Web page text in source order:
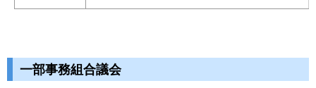
一部事務組合議会